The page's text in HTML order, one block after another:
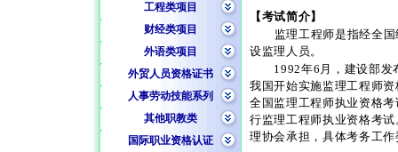
工程类项目
财经类项目
外语类项目
外贸人员资格证书
人事劳动技能系列
其他职教类
国际职业资格认证
【考试简介】
监理工程师是指经全
设监理人员。
1992年6 月，建设部发
我国开始实施监理工程师
全国监理工程师执业资格
行监理工程师执业资格考
理协会承担，具体考务工